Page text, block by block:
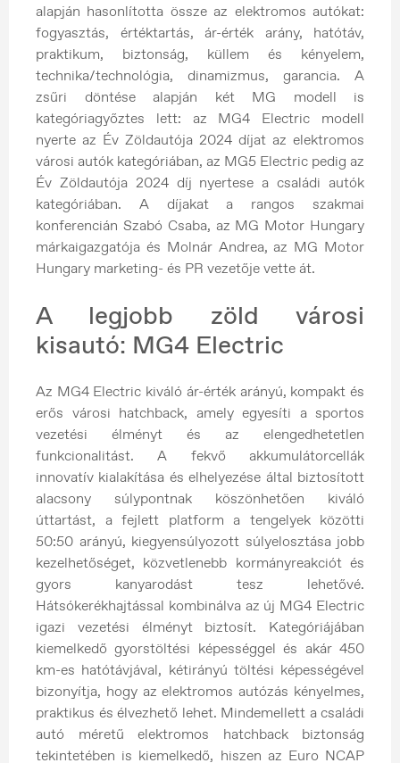
alapján hasonlította össze az elektromos autókat:
fogyasztás, értéktartás, ár-érték arány, hatótáv,
praktikum, biztonság, küllem és kényelem,
technika/technológia, dinamizmus, garancia. A
zsűri döntése alapján két MG modell is
kategóriagyőztes lett: az MG4 Electric modell
nyerte az Év Zöldautója 2024 díjat az elektromos
városi autók kategóriában, az MG5 Electric pedig az
Év Zöldautója 2024 díj nyertese a családi autók
kategóriában. A díjakat a rangos szakmai
konferencián Szabó Csaba, az MG Motor Hungary
márkaigazgatója és Molnár Andrea, az MG Motor
Hungary marketing- és PR vezetője vette át.
A legjobb zöld városi
kisautó: MG4 Electric
Az MG4 Electric kiváló ár-érték arányú, kompakt és
erős városi hatchback, amely egyesíti a sportos
vezetési élményt és az elengedhetetlen
funkcionalitást. A fekvő akkumulátorcellák
innovatív kialakítása és elhelyezése által biztosított
alacsony súlypontnak köszönhetően kiváló
úttartást, a fejlett platform a tengelyek közötti
50:50 arányú, kiegyensúlyozott súlyelosztása jobb
kezelhetőséget, közvetlenebb kormányreakciót és
gyors kanyarodást tesz lehetővé.
Hátsókerékhajtással kombinálva az új MG4 Electric
igazi vezetési élményt biztosít. Kategóriájában
kiemelkedő gyorstöltési képességgel és akár 450
km-es hatótávjával, kétirányú töltési képességével
bizonyítja, hogy az elektromos autózás kényelmes,
praktikus és élvezhető lehet. Mindemellett a családi
autó méretű elektromos hatchback biztonság
tekintetében is kiemelkedő, hiszen az Euro NCAP